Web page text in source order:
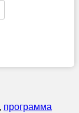
, программа